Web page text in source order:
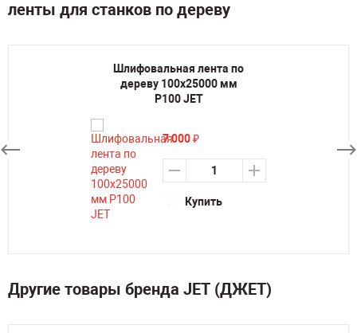
ленты для станков по дереву
Шлифовальная лента по
дереву 100х25000 мм
P100 JET
7 000₽
Купить
Другие товары бренда JET (ДЖЕТ)